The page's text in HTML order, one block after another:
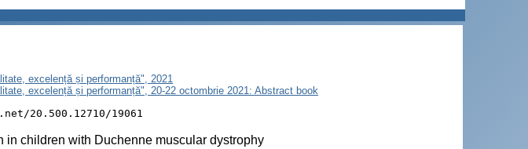
excelență și performanță", 2021
excelență și performanță", 20-22 octombrie 2021: Abstract book
20.500.12710/19061
in children with Duchenne muscular dystrophy